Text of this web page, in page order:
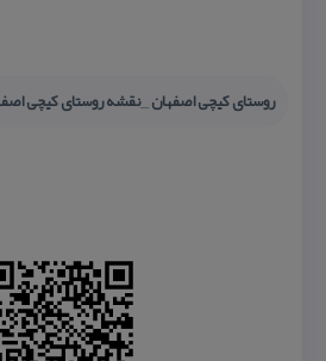
روستای كیچی اصفهان _نقشه روستای كیچی